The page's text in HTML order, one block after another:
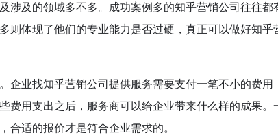
涉及的领域多不多。成功案例多的知乎营销公司往往
则体现了他们的专业能力是否过硬，真正可以做好知
企业找知乎营销公司提供服务需要支付一笔不小的费
费用支出之后，服务商可以给企业带来什么样的成果
合适的报价才是符合企业需求的。